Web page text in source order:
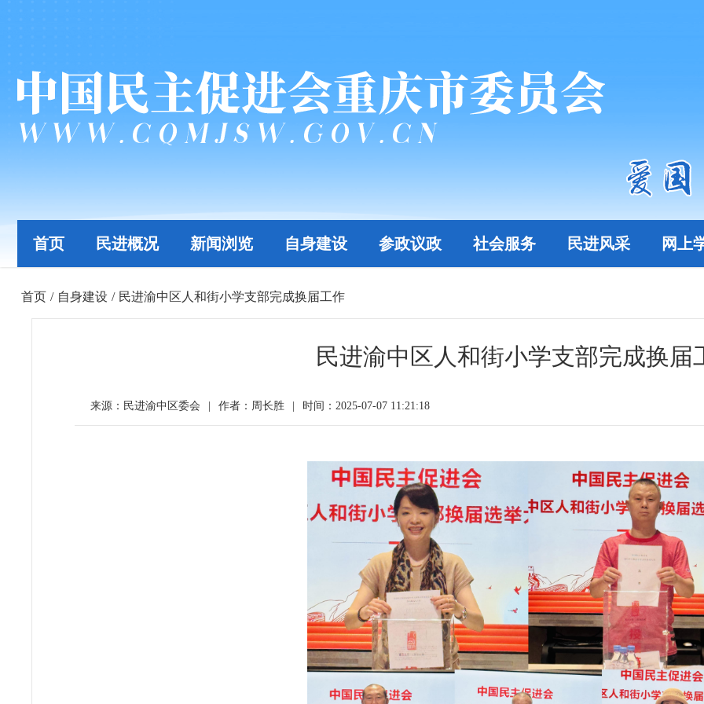
首页 民进概况 新闻浏览 自身建设 参政议政 社会服务 民进风采 网上
首页 / 自身建设 / 民进渝中区人和街小学支部完成换届工作
民进渝中区人和街小学支部完成换届
来源：民进渝中区委会 作者：周长胜 时间：2025-07-07 11:21:18